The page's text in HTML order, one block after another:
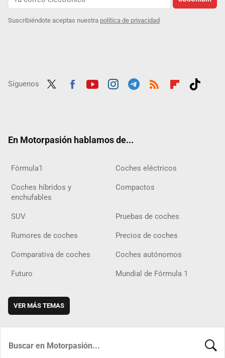
Suscribiéndote aceptas nuestra política de privacidad
Síguenos
En Motorpasión hablamos de...
Fórmula1 Coches eléctricos
Coches híbridos y
enchufables
Compactos
SUV Pruebas de coches
Rumores de coches Precios de coches
Comparativa de coches Coches autónomos
Futuro Mundial de Fórmula 1
VER MÁS TEMAS